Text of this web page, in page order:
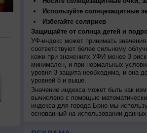
Используйте солнцезащитные
Избегайте соляриев
Защищайте от солнца детей и
УФ-индекс может принимать
соответствуют более сильному
кожи при значениях УФИ менее 3
минимален, и при нормальных
уровня 3 защита необходима, и она
уровней 8 и выше.
Значение индекса может быть как
вычислено с помощью
индекса для города Брно мы
основанный на использовании